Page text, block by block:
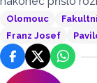
Olomouc
Franz Josef
FacebookPlatforma X